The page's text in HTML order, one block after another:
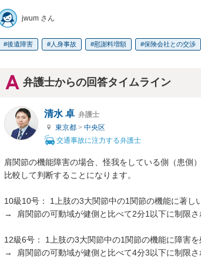
jwum さん
後遺障害 人身事故 慰謝料増額 保険会社との交渉
弁護士からの回答タイムライン
清水 卓 弁護士
東京都 > 中央区
交通事故に注力する弁護士
肩関節の機能障害の場合、怪我をしている側（患側
比較して判断することになります。
10級10号： 1上肢の3大関節中の1関節の機能に著し
→  肩関節の可動域が健側と比べて2分1以下に制限さ
12級6号： 1上肢の3大関節中の1関節の機能に障害
→  肩関節の可動域が健側と比べて4分3以下に制限さ